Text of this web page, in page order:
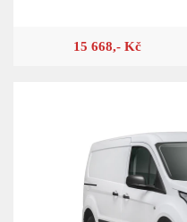
15 668,- Kč